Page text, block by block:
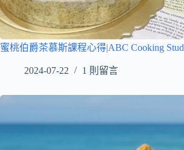
蜜桃伯爵茶慕斯課程心得|ABC Cooking
2024-07-22 1 則留言